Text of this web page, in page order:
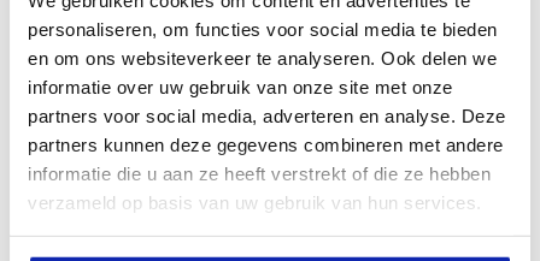
personaliseren, om functies voor social media te bieden
en om ons websiteverkeer te analyseren. Ook delen we
informatie over uw gebruik van onze site met onze
partners voor social media, adverteren en analyse. Deze
partners kunnen deze gegevens combineren met andere
informatie die u aan ze heeft verstrekt of die ze hebben
verzameld op basis van uw gebruik van hun services.